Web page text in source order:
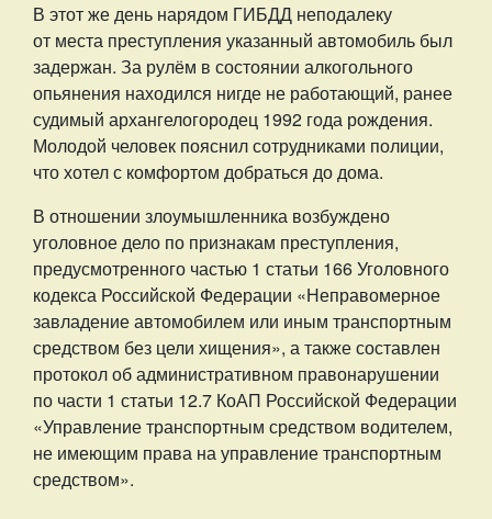
В этот же день нарядом ГИБДД неподалеку
от места преступления указанный автомобиль был
задержан. За рулём в состоянии алкогольного
опьянения находился нигде не работающий, ранее
судимый архангелогородец 1992 года рождения.
Молодой человек пояснил сотрудниками полиции,
что хотел с комфортом добраться до дома.
В отношении злоумышленника возбуждено
уголовное дело по признакам преступления,
предусмотренного частью 1 статьи 166 Уголовного
кодекса Российской Федерации «Неправомерное
завладение автомобилем или иным транспортным
средством без цели хищения», а также составлен
протокол об административном правонарушении
по части 1 статьи 12.7 КоАП Российской Федерации
«Управление транспортным средством водителем,
не имеющим права на управление транспортным
средством».